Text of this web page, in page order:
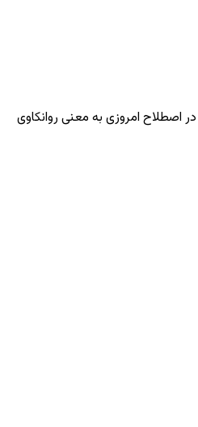
اصطلاح امروزی به معنی روانکاوی